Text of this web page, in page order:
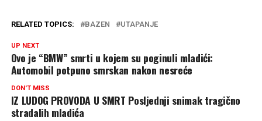
RELATED TOPICS: BAZEN UTAPANJE
UP NEXT
Ovo je “BMW” smrti u kojem su poginuli mladići:
Automobil potpuno smrskan nakon nesreće
DON'T MISS
IZ LUDOG PROVODA U SMRT Posljednji snimak tragično
stradalih mladića